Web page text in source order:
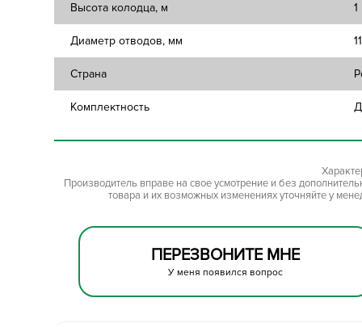
Высота колодца, м 1
Диаметр отводов, мм
Страна
Комплектность
Производитель вправе на свое усмотрение и без
товара и их возможных изменениях уточняйте у
ПЕРЕЗВОНИТЕ МНЕ
У меня появился вопрос